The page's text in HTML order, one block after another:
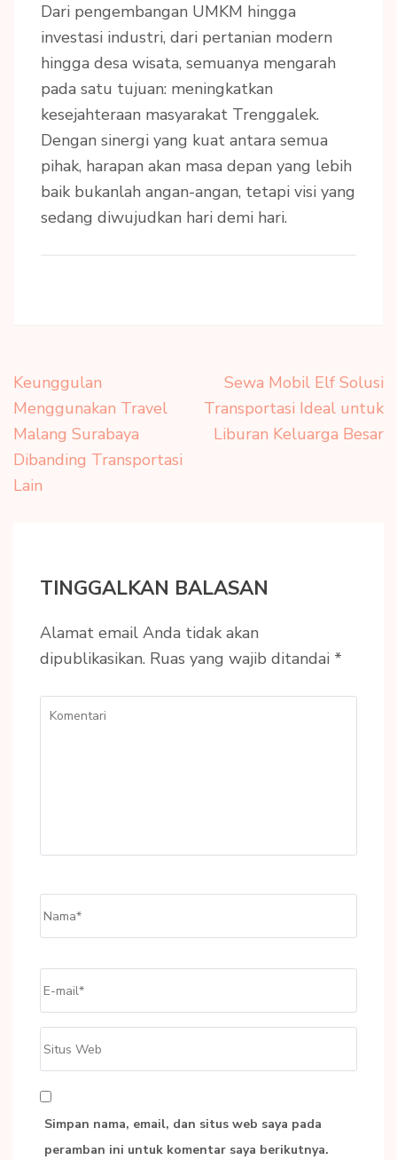
Dari pengembangan UMKM hingga
investasi industri, dari pertanian modern
hingga desa wisata, semuanya mengarah
pada satu tujuan: meningkatkan
kesejahteraan masyarakat Trenggalek.
Dengan sinergi yang kuat antara semua
pihak, harapan akan masa depan yang lebih
baik bukanlah angan-angan, tetapi visi yang
sedang diwujudkan hari demi hari.
Navigasi
pos
Keunggulan
Menggunakan Travel
Malang Surabaya
Dibanding Transportasi
Lain
Sewa Mobil Elf Solusi
Transportasi Ideal untuk
Liburan Keluarga Besar
TINGGALKAN BALASAN
Alamat email Anda tidak akan
dipublikasikan. Ruas yang wajib ditandai *
Komentari
Web
Simpan nama, email, dan situs web saya pada
peramban ini untuk komentar saya berikutnya.